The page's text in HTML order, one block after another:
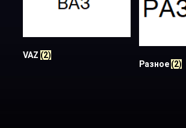
VAZ (2)
Разное (2)